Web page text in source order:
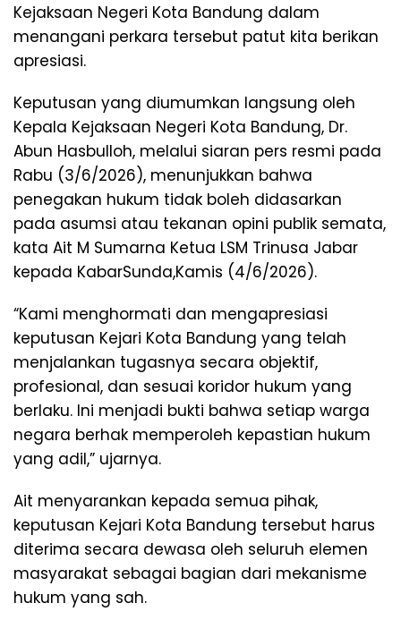
Kejaksaan Negeri Kota Bandung dalam
menangani perkara tersebut patut kita berikan
apresiasi.
Keputusan yang diumumkan langsung oleh
Kepala Kejaksaan Negeri Kota Bandung, Dr.
Abun Hasbulloh, melalui siaran pers resmi pada
Rabu (3/6/2026), menunjukkan bahwa
penegakan hukum tidak boleh didasarkan
pada asumsi atau tekanan opini publik semata,
kata Ait M Sumarna Ketua LSM Trinusa Jabar
kepada KabarSunda,Kamis (4/6/2026).
“Kami menghormati dan mengapresiasi
keputusan Kejari Kota Bandung yang telah
menjalankan tugasnya secara objektif,
profesional, dan sesuai koridor hukum yang
berlaku. Ini menjadi bukti bahwa setiap warga
negara berhak memperoleh kepastian hukum
yang adil,” ujarnya.
Ait menyarankan kepada semua pihak,
keputusan Kejari Kota Bandung tersebut harus
diterima secara dewasa oleh seluruh elemen
masyarakat sebagai bagian dari mekanisme
hukum yang sah.